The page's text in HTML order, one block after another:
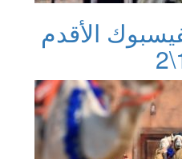
الأقدم